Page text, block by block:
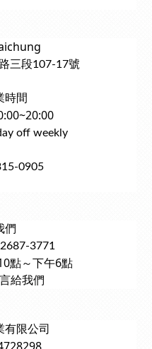
三段107-17號
時間
off weekly
0905
們
3771
點～下午6點
給我們
有限公司